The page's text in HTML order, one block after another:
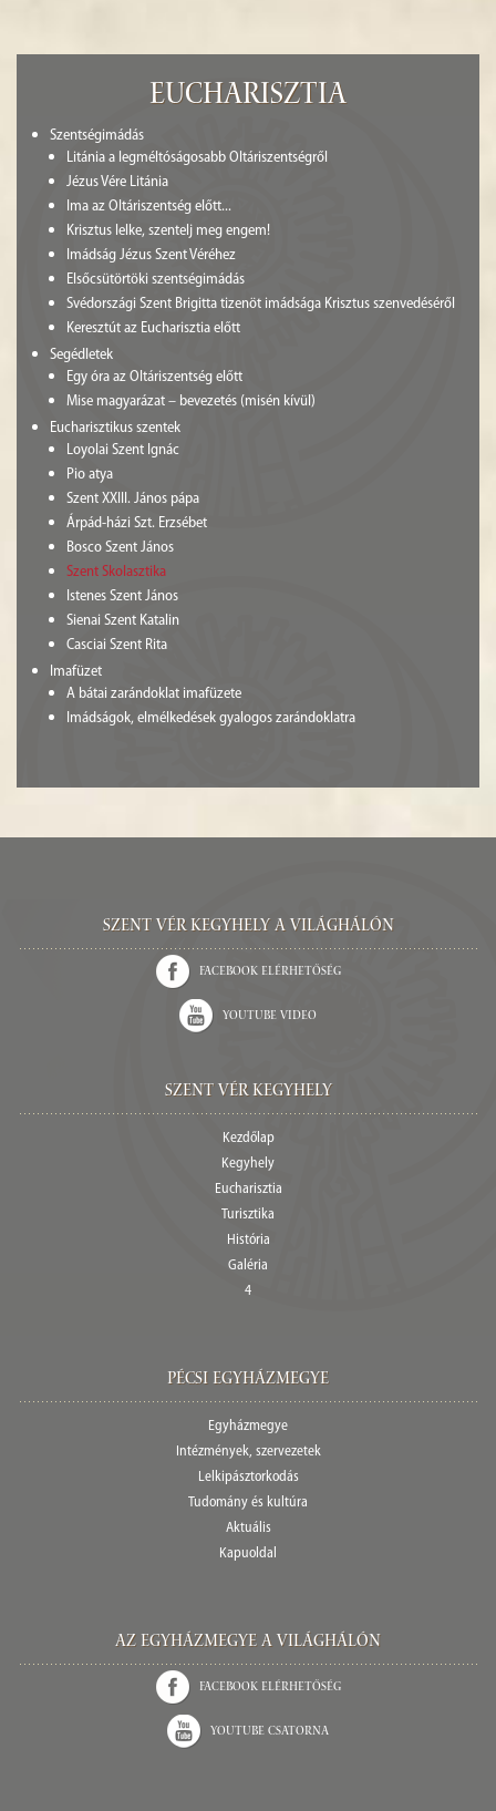
Eucharisztia
Szentségimádás
Litánia a legméltóságosabb Oltáriszentségről
Jézus Vére Litánia
Ima az Oltáriszentség előtt...
Krisztus lelke, szentelj meg engem!
Imádság Jézus Szent Véréhez
Elsőcsütörtöki szentségimádás
Svédországi Szent Brigitta tizenöt imádsága Krisztus szenvedéséről
Keresztút az Eucharisztia előtt
Segédletek
Egy óra az Oltáriszentség előtt
Mise magyarázat – bevezetés (misén kívül)
Eucharisztikus szentek
Loyolai Szent Ignác
Pio atya
Szent XXIII. János pápa
Árpád-házi Szt. Erzsébet
Bosco Szent János
Szent Skolasztika
Istenes Szent János
Sienai Szent Katalin
Casciai Szent Rita
Imafüzet
A bátai zarándoklat imafüzete
Imádságok, elmélkedések gyalogos zarándoklatra
Szent Vér kegyhely a világhálón
Facebook elérhetőség
Youtube video
Szent Vér Kegyhely
Kezdőlap
Kegyhely
Eucharisztia
Turisztika
História
Galéria
4
Pécsi egyházmegye
Egyházmegye
Intézmények, szervezetek
Lelkipásztorkodás
Tudomány és kultúra
Aktuális
Kapuoldal
Az Egyházmegye a világhálón
Facebook elérhetőség
Youtube csatorna